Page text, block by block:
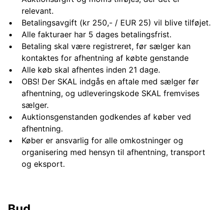
relevant.
Betalingsavgift (kr 250,- / EUR 25) vil blive tilføjet.
Alle fakturaer har 5 dages betalingsfrist.
Betaling skal være registreret, før sælger kan
kontaktes for afhentning af købte genstande
Alle køb skal afhentes inden 21 dage.
OBS! Der SKAL indgås en aftale med sælger før
afhentning, og udleveringskode SKAL fremvises
sælger.
Auktionsgenstanden godkendes af køber ved
afhentning.
Køber er ansvarlig for alle omkostninger og
organisering med hensyn til afhentning, transport
og eksport.